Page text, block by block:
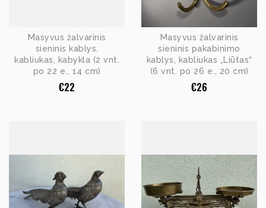
Masyvus žalvarinis
sieninis kablys.
kabliukas, kabykla (2 vnt.
po 22 e., 14 cm)
€22
Masyvus žalvarinis
sieninis pakabinimo
kablys, kabliukas „Liūtas“
(6 vnt. po 26 e., 20 cm)
€26